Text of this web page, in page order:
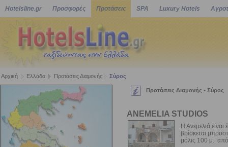
Hotelsline.gr Προσφορές Προτάσεις SPA Luxury Hotels
Αρχική Ελλάδα Προτάσεις Διαμονής Σύρος
Προτάσεις Διαμονής - Σύρος
ANEMELIA STUDIOS
Η Ανεμελιά
βρίσκεται
μόλις 100 μ.